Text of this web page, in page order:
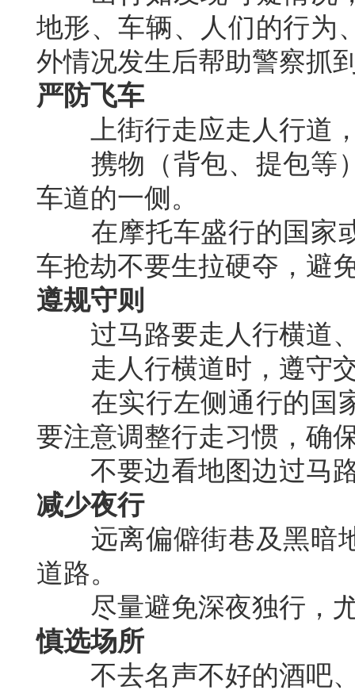
地形、车辆、人们的行为
外情况发生后帮助警察抓
严防飞车
上街行走应走人行道，
携物（背包、提包等）
车道的一侧。
在摩托车盛行的国家或
车抢劫不要生拉硬夺，避
遵规守则
过马路要走人行横道、
走人行横道时，遵守交
在实行左侧通行的国家
要注意调整行走习惯，确
不要边看地图边过马
减少夜行
远离偏僻街巷及黑暗地
道路。
尽量避免深夜独行，尤
慎选场所
不去名声不好的酒吧、